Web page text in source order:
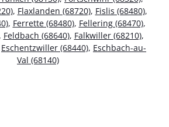
, Flaxlanden (68720), Fislis (68480),
, Ferrette (68480), Fellering (68470),
Feldbach (68640), Falkwiller (68210),
Eschentzwiller (68440), Eschbach-au-
Val (68140)